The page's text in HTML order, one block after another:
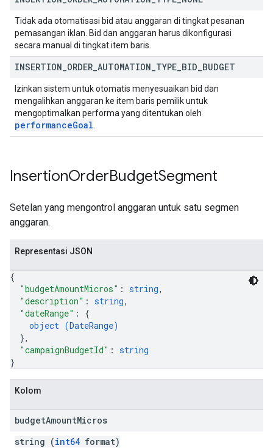
Tidak ada otomatisasi bid atau anggaran di tingkat pesanan
pemasangan iklan. Bid dan anggaran harus dikonfigurasi
secara manual di tingkat item baris.
INSERTION ORDER AUTOMATION TYPE BID BUDGET
Izinkan sistem untuk otomatis menyesuaikan bid dan
mengalihkan anggaran ke item baris pemilik untuk
mengoptimalkan performa yang ditentukan oleh
performanceGoal
InsertionOrderBudgetSegment
Setelan yang mengontrol anggaran untuk satu segmen
anggaran.
Representasi JSON
{
"budgetAmountMicros" : string,
"description" : string,
"dateRange" : {
object (DateRange)
},
"campaignBudgetId" : string
}
Kolom
budgetAmountMicros
string (int64 format)